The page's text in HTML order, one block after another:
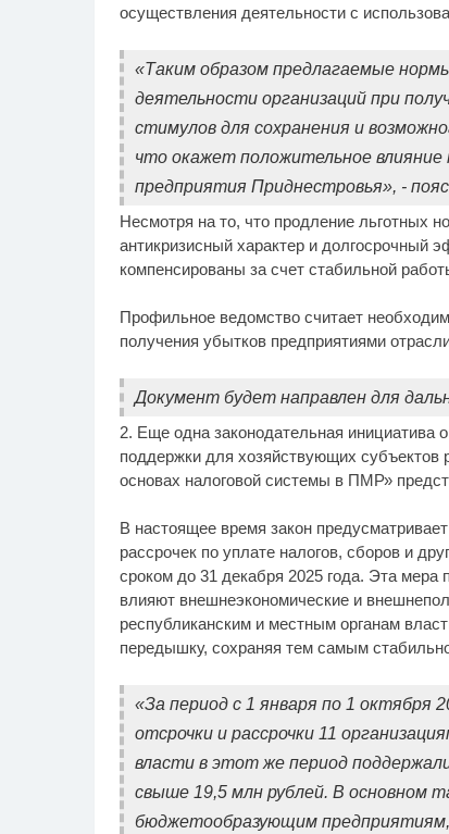
осуществления деятельности с
«Таким образом предлагаемые
деятельности организаций при
стимулов для сохранения и
что окажет положительное
предприятия Приднестровья», -
Несмотря на то, что продление льготных
антикризисный характер и долгосрочный
компенсированы за счет стабильной
Профильное ведомство считает
получения убытков предприятиями
Документ будет направлен для
2. Еще одна законодательная инициатива
поддержки для хозяйствующих субъектов
основах налоговой системы в ПМР»
В настоящее время закон
рассрочек по уплате налогов, сборов и
сроком до 31 декабря 2025 года. Эта мера
влияют внешнеэкономические и
республиканским и местным органам
передышку, сохраняя тем самым
«За период с 1 января по 1 октября
отсрочки и рассрочки 11
власти в этот же период
свыше 19,5 млн рублей. В основном
бюджетообразующим